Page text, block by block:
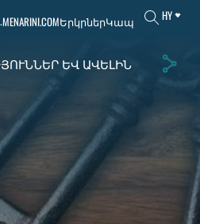
MENARINI.COMԵրկրներԿապ HY
ԵՎ ԱՎԵԼԻՆ